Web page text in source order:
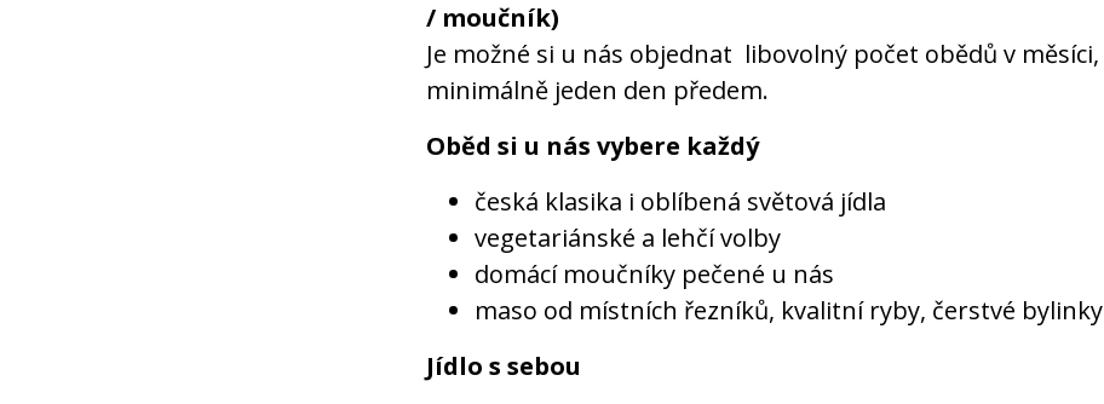
/ moučník)
Je možné si u nás objednat libovolný počet obědů v měsíci,
minimálně jeden den předem.
Oběd si u nás vybere každý
česká klasika i oblíbená světová jídla
vegetariánské a lehčí volby
domácí moučníky pečené u nás
maso od místních řezníků, kvalitní ryby, čerstvé bylinky
Jídlo s sebou